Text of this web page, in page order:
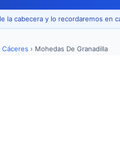
la cabecera y lo recordaremos en
Cáceres › Mohedas De Granadilla